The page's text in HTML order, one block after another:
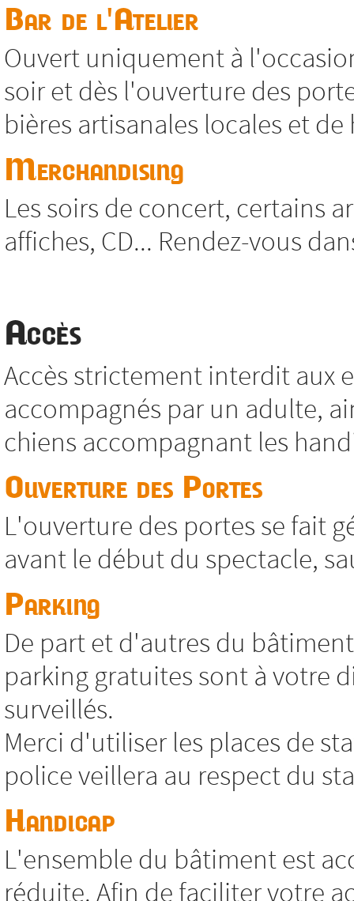
Bar de l'Atelier
Ouvert uniquement à
soir et dès l'ouverture des
bières artisanales locales et de
Merchandising
Les soirs de concert, certains
affiches, CD... Rendez-vous
Accès
Accès strictement interdit aux
accompagnés par un adulte,
chiens accompagnant les
Ouverture des Portes
L'ouverture des portes se fait
avant le début du spectacle,
Parking
De part et d'autres du
parking gratuites sont à votre
surveillés.
Merci d'utiliser les places de
police veillera au respect du
Handicap
L'ensemble du bâtiment est
réduite. Afin de faciliter votre